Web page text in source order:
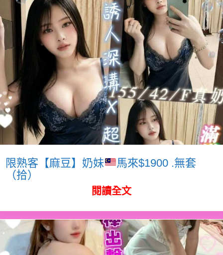
限熟客【麻豆】奶妹
馬來$1900 .無套
（拾）
閱讀全文